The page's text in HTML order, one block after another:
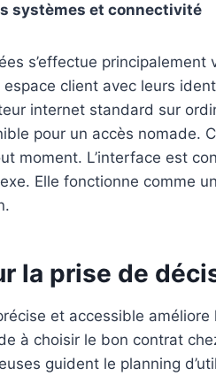
systèmes et connectivité
s’effectue
client avec leurs
internet standard sur
pour un accès nomade.
moment. L’interface est
Elle fonctionne comme
la prise de
et accessible
à choisir le bon contrat
guident le planning